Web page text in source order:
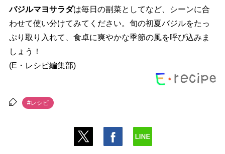
バジルマヨサラダは毎日の副菜としてなど、シーンに合
わせて使い分けてみてください。旬の初夏バジルをたっ
ぷり取り入れて、食卓に爽やかな季節の風を呼び込みま
しょう！
(E・レシピ編集部)
#レシピ